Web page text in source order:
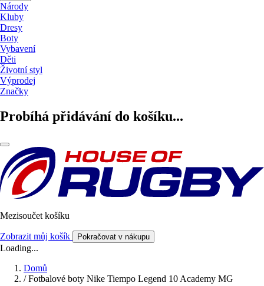
Národy
Kluby
Dresy
Boty
Vybavení
Děti
Životní styl
Výprodej
Značky
Probíhá přidávání do košíku...
Mezisoučet košíku
Zobrazit můj košík Pokračovat v nákupu
Loading...
Domů
/ Fotbalové boty Nike Tiempo Legend 10 Academy MG